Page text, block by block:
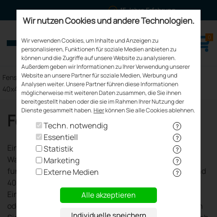
15 Jahre Erfahrung
meinfenster24.de
Fenster - Türen - Rollläden
0
Fenster Kaufen > Einbaufenster > Fenstermaße > Fenster
40x40cm
Fenster 40x40 cm
Ein Fenster 40x40 cm ist die ideale Lösung für kleine
Wandöffnungen, bei denen gezielter Lichteinfall und
funktionale Belüftung gefragt sind. Mit 40 cm Breite und
40 cm Höhe bietet dieses kompakte Format vielseitige
Einsatzmöglichkeiten, insbesondere als Kellerfenster
oder in Nebenräumen. Bei meinfenster24 konfigurieren
Wir nutzen Cookies und andere Technologien.
Wir verwenden Cookies, um Inhalte und Anzeigen zu
personalisieren, Funktionen für soziale Medien anbieten zu
können und die Zugriffe auf unsere Website zu analysieren.
Außerdem geben wir Informationen zu Ihrer Verwendung unserer
Website an unsere Partner für soziale Medien, Werbung und
Analysen weiter. Unsere Partner führen diese Informationen
möglicherweise mit weiteren Daten zusammen, die Sie ihnen
bereitgestellt haben oder die sie im Rahmen Ihrer Nutzung der
Dienste gesammelt haben.Hierkönnen Sie alle Cookies ablehnen.
Techn. notwendig ?
Essentiell ?
Statistik ?
Marketing ?
Externe Medien ?
Alle akzeptieren